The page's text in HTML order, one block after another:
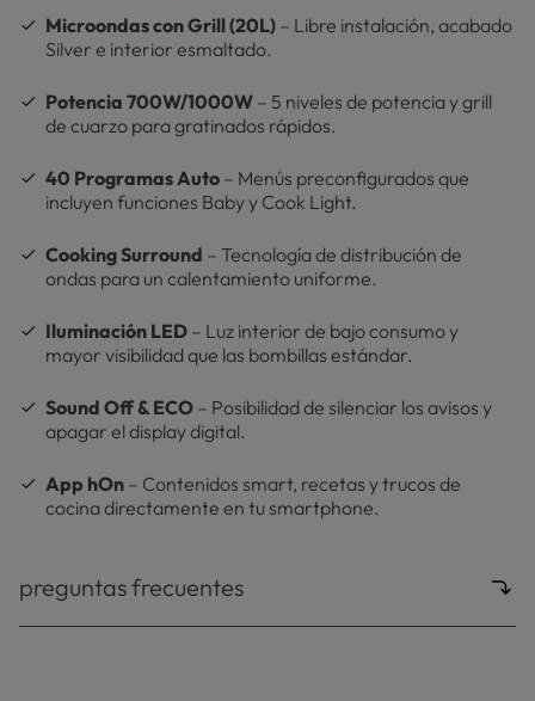
Microondas con Grill (20L) – Libre instalación, acabado
Silver e interior esmaltado.
Potencia 700W/1000W – 5 niveles de potencia y grill
de cuarzo para gratinados rápidos.
40 Programas Auto – Menús preconfigurados que
incluyen funciones Baby y Cook Light.
Cooking Surround – Tecnología de distribución de
ondas para un calentamiento uniforme.
Iluminación LED – Luz interior de bajo consumo y
mayor visibilidad que las bombillas estándar.
Sound Off & ECO – Posibilidad de silenciar los avisos y
apagar el display digital.
App hOn – Contenidos smart, recetas y trucos de
cocina directamente en tu smartphone.
preguntas frecuentes